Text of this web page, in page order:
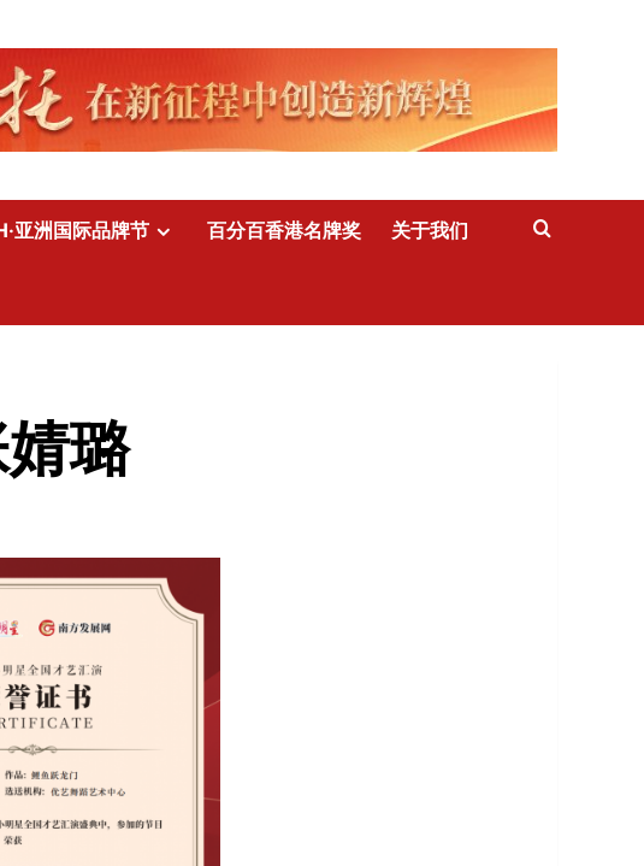
亚洲国际品牌节 百分百香港名牌奖 关于我们
璐